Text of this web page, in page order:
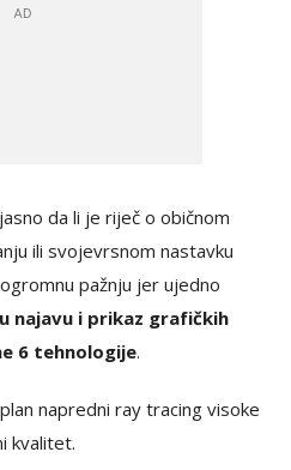
da li je riječ o običnom
ili svojevrsnom nastavku
pažnju jer ujedno
najavu i prikaz grafičkih
6 tehnologije.
napredni ray tracing visoke
kvalitet.